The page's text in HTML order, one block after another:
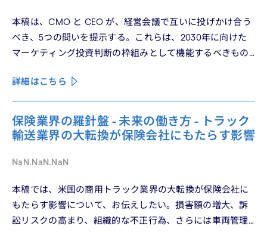
本稿は、CMO と CEO が、経営会議で互いに投げかけ合う
べき、5つの問いを提示する。これらは、2030年に向けた
マーケティング投資判断の枠組みとして機能するべきもの
詳細はこちら
保険業界の羅針盤 - 未来の働き方 - トラック
輸送業界の大転換が保険会社にもたらす影響
NaN.NaN.NaN
本稿では、米国の商用トラック業界の大転換が保険会社に
もたらす影響について、お伝えしたい。損害額の増大、訴
訟リスクの高まり、組織的な不正行為、さらには車両管理